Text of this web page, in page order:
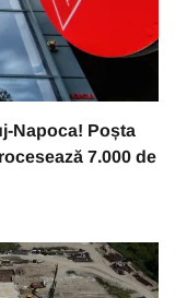
Napoca! Poșta
7.000 de